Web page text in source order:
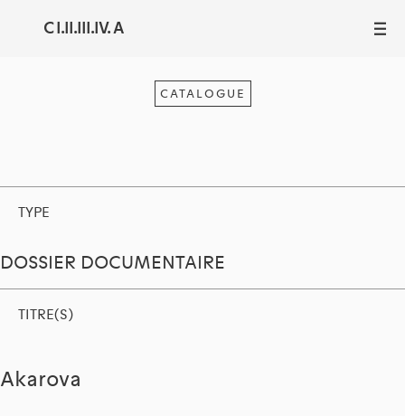
C I.II.III.IV. A III
CATALOGUE
TYPE
DOSSIER DOCUMENTAIRE
TITRE(S)
Akarova